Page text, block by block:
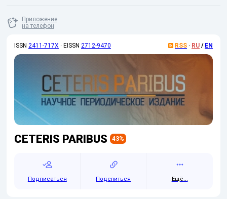
Приложение
на телефон
ISSN 2411-717X · EISSN 2712-9470 RSS · RU / EN
CETERIS PARIBUS 43%
Подписаться Поделиться Ещё...